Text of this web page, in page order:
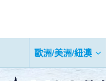
歐洲/美洲/紐澳